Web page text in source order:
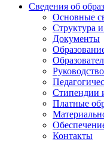
Сведения об
Основные
Структура
Документы
Руководство
Стипендии
Платные
Контакты